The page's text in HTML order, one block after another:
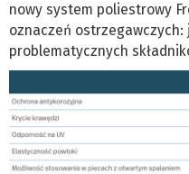
nowy system poliestrowy
oznaczeń ostrzegawczych:
problematycznych